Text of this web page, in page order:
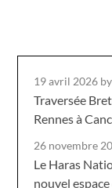
19 avril 2026
Traversée
Rennes à
26 novembre
Le Haras
nouvel